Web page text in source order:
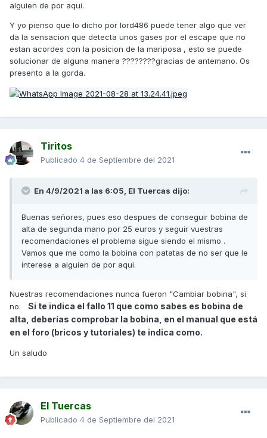
alguien de por aqui.
Y yo pienso que lo dicho por lord486 puede tener algo que ver
da la sensacion que detecta unos gases por el escape que no
estan acordes con la posicion de la mariposa , esto se puede
solucionar de alguna manera ????????gracias de antemano. Os
presento a la gorda.
Tiritos
Publicado 4 de Septiembre del 2021
En 4/9/2021 a las 6:05, El Tuercas dijo:
Buenas señores, pues eso despues de conseguir bobina de
alta de segunda mano por 25 euros y seguir vuestras
recomendaciones el problema sigue siendo el mismo .
Vamos que me como la bobina con patatas de no ser que le
interese a alguien de por aqui.
Nuestras recomendaciones nunca fueron "Cambiar bobina", si
no: Si te indica el fallo 11 que como sabes es bobina de
alta, deberías comprobar la bobina, en el manual que está
en el foro (bricos y tutoriales) te indica como.
Un saludo
El Tuercas
Publicado 4 de Septiembre del 2021